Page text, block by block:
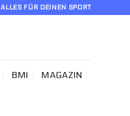
ALLES FÜR DEINEN SPORT
BMI MAGAZIN